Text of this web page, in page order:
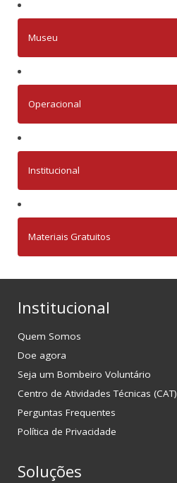
Museu
Operacional
Institucional
Materiais Gratuitos
Institucional
Quem Somos
Doe agora
Seja um Bombeiro Voluntário
Centro de Atividades Técnicas (CAT)
Perguntas Frequentes
Política de Privacidade
Soluções